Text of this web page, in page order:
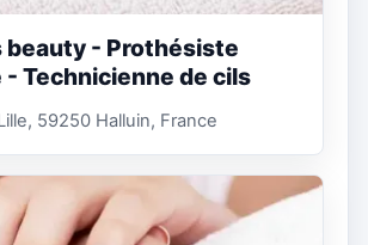
beauty - Prothésiste
- Technicienne de cils
59250 Halluin, France